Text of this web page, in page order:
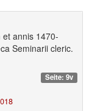
annis 1470-
Seminarii cleric.
Seite: 9v